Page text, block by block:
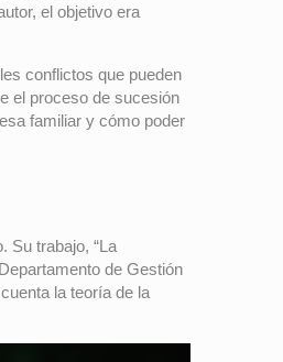
el objetivo era
conflictos que pueden
el proceso de sucesión
familiar y cómo poder
Su trabajo, “La
de Gestión
la teoría de la